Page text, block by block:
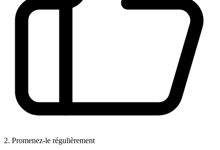
2. Promenez-le régulièrement